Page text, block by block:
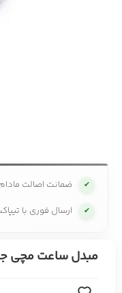
✔ ضمانت اصالت
✔ ارسال فوری با
مبدل ساعت مچی